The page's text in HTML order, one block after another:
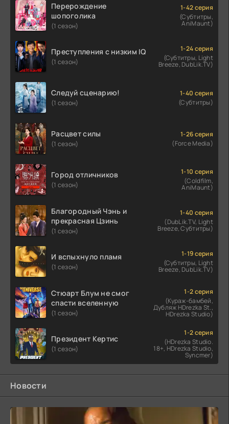
Перерождение
шопоголика
(1 сезон)
1-42 серия
(Субтитры,
AniMaunt)
Преступления с низким IQ
(1 сезон)
1-24 серия
(Субтитры, Light
Breeze, DubLik.TV)
Следуй сценарию!
(1 сезон)
1-40 серия
(Субтитры)
Расцвет силы
(1 сезон)
1-26 серия
(Force Media)
Город отличников
(1 сезон)
1-10 серия
(Coldfilm,
AniMaunt)
Благородный Чэнь и
прекрасная Цзинь
(1 сезон)
1-40 серия
(DubLik.TV, Light
Breeze, Субтитры)
И вспыхнуло пламя
(1 сезон)
1-19 серия
(Субтитры, Light
Breeze, DubLik.TV)
Стюарт Блум не смог
спасти вселенную
(1 сезон)
1-2 серия
(Кураж-бамбей,
Дубляж HDrezka St.,
HDrezka Studio)
Президент Кертис
(1 сезон)
1-2 серия
(HDrezka Studio.
18+, HDrezka Studio,
Syncmer)
Новости